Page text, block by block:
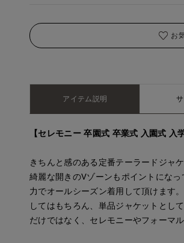
お
アイテム説明
【セレモニー 卒園式 卒業式 入園式 入
きちんと感のある定番テーラードジャ
綺麗な開きのVゾーンもポイントにな
力でオールシーズン着用して頂けます
してはもちろん、単品ジャケットとし
だけではなく、セレモニーやフォーマ